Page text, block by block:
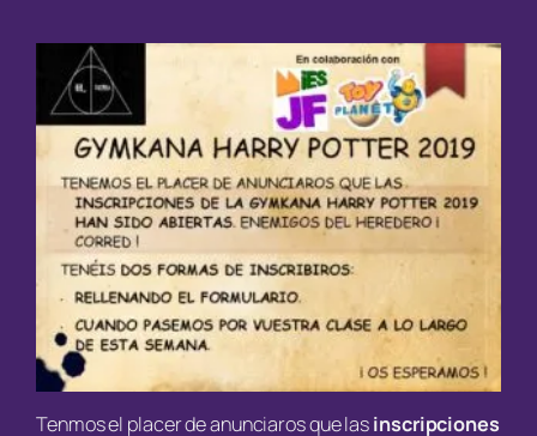
Tenmos el placer de anunciaros que lasinscripciones